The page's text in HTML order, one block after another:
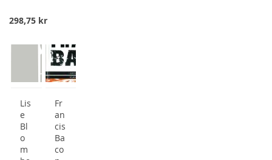
298,75 kr
Lis
e
Bl
o
m
Fr
an
cis
Ba
co